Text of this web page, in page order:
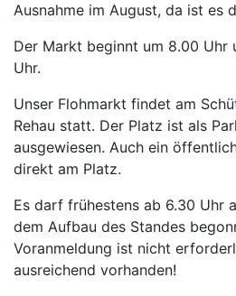
Ausnahme im August, da ist es
Der Markt beginnt um 8.00 Uhr
Uhr.
Unser Flohmarkt findet am
Rehau statt. Der Platz ist als
ausgewiesen. Auch ein
direkt am Platz.
Es darf frühestens ab 6.30 Uhr
dem Aufbau des Standes
Voranmeldung ist nicht
ausreichend vorhanden!